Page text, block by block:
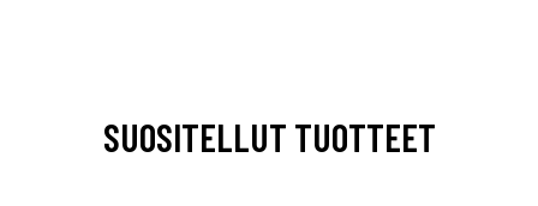
SUOSITELLUT TUOTTEET